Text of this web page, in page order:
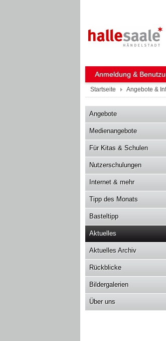
Anmeldung &
Startseite Angebote &
Angebote
Medienangebote
Für Kitas & Schulen
Nutzerschulungen
Internet & mehr
Tipp des Monats
Basteltipp
Aktuelles
Aktuelles Archiv
Rückblicke
Bildergalerien
Über uns